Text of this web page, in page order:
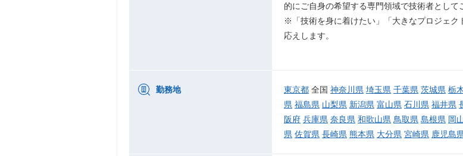
的にご自身の希望する専門領域で技術者として
※「技術を身に着けたい」「大きなプロジェク
応えします。
勤務地 東京都 全国 神奈川県 埼玉県 千葉県 茨城県 栃
県 福島県 山梨県 新潟県 富山県 石川県 福井県
阪府 兵庫県 奈良県 和歌山県 鳥取県 島根県 岡
県 佐賀県 長崎県 熊本県 大分県 宮崎県 鹿児島